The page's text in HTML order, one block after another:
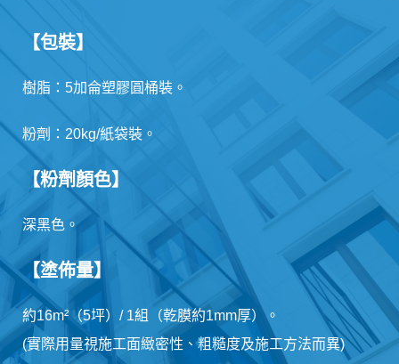
【包裝】
樹脂：5加侖塑膠圓桶裝。
粉劑：20kg/紙袋裝。
【粉劑顏色】
深黑色。
【塗佈量】
約16m²（5坪）/ 1組（乾膜約1mm厚）。
(實際用量視施工面緻密性、粗糙度及施工方法而異)